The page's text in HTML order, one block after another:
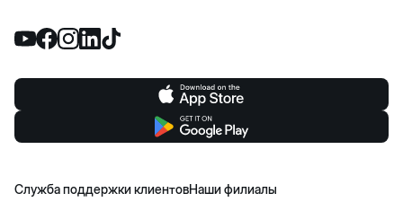
Служба поддержки клиентовНаши филиалы